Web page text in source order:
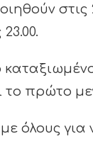
στις
23.00.
το πρώτο
όλους